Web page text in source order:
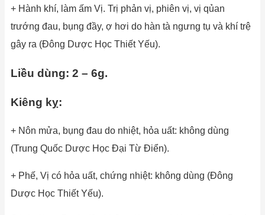
+ Hành khí, làm ấm Vị. Trị phản vị, phiên vị, vị qủan
trướng đau, bụng đầy, ợ hơi do hàn tà ngưng tụ và khí trệ
gây ra (Đông Dược Học Thiết Yếu).
Liều dùng: 2 – 6g.
Kiêng kỵ:
+ Nôn mửa, bụng đau do nhiệt, hỏa uất: không dùng
(Trung Quốc Dược Học Đại Từ Điển).
+ Phế, Vị có hỏa uất, chứng nhiệt: không dùng (Đông
Dược Học Thiết Yếu).